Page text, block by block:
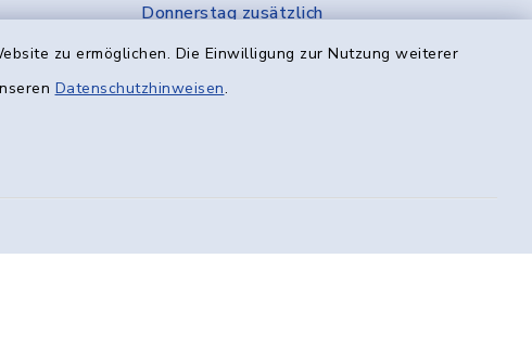
zu ermöglichen. Die Einwilligung zur Nutzung weiterer
Datenschutzhinweisen.
Donnerstag zusätzlich
14:00 - 18:00 Uhr
Freitag